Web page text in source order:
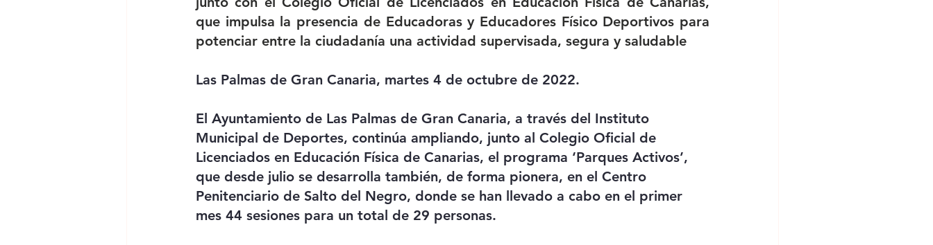
que impulsa la presencia de Educadoras y Educadores Físico Deportivos para
potenciar entre la ciudadanía una actividad supervisada, segura y saludable
Las Palmas de Gran Canaria, martes 4 de octubre de 2022.
El Ayuntamiento de Las Palmas de Gran Canaria, a través del Instituto
Municipal de Deportes, continúa ampliando, junto al Colegio Oficial de
Licenciados en Educación Física de Canarias, el programa ‘Parques Activos’,
que desde julio se desarrolla también, de forma pionera, en el Centro
Penitenciario de Salto del Negro, donde se han llevado a cabo en el primer
mes 44 sesiones para un total de 29 personas.